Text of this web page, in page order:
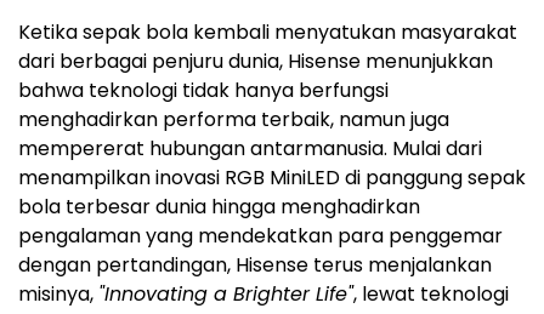
Ketika sepak bola kembali menyatukan masyarakat
dari berbagai penjuru dunia, Hisense menunjukkan
bahwa teknologi tidak hanya berfungsi
menghadirkan performa terbaik, namun juga
mempererat hubungan antarmanusia. Mulai dari
menampilkan inovasi RGB MiniLED di panggung sepak
bola terbesar dunia hingga menghadirkan
pengalaman yang mendekatkan para penggemar
dengan pertandingan, Hisense terus menjalankan
misinya, "Innovating a Brighter Life", lewat teknologi